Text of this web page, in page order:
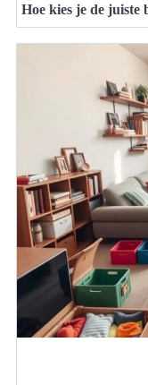
Hoe kies je de juiste